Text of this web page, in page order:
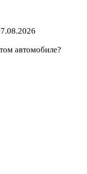
автомобиле?